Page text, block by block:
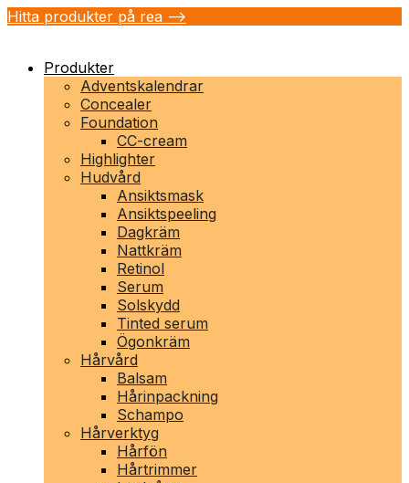
Hitta produkter på rea -->
Produkter
Adventskalendrar
Concealer
Foundation
CC-cream
Highlighter
Hudvård
Ansiktsmask
Ansiktspeeling
Dagkräm
Nattkräm
Retinol
Serum
Solskydd
Tinted serum
Ögonkräm
Hårvård
Balsam
Hårinpackning
Schampo
Hårverktyg
Hårfön
Hårtrimmer